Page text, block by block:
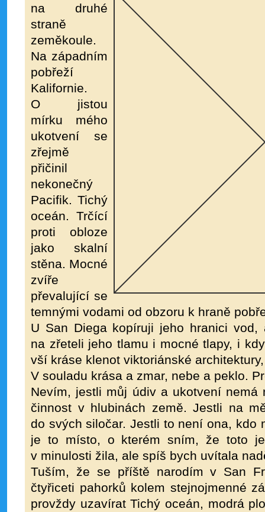
na druhé
straně
zeměkoule.
Na západním
pobřeží
Kalifornie.
O jistou
mírku mého
ukotvení se
zřejmě
přičinil
nekonečný
Pacifik. Tichý
oceán. Trčící
proti obloze
jako skalní
stěna. Mocné
zvíře
převalující se
temnými vodami od obzoru k hraně
U San Diega kopíruji jeho hranici
na zřeteli jeho tlamu i mocné tlapy, i
vší kráse klenot viktoriánské
V souladu krása a zmar, nebe a peklo.
Nevím, jestli můj údiv a ukotvení nemá
činnost v hlubinách země. Jestli na
do svých siločar. Jestli to není ona, kdo
je to místo, o kterém sním, že toto
v minulosti žila, ale spíš bych uvítala
Tuším, že se příště narodím v San
čtyřiceti pahorků kolem stejnojmenné
provždy uzavírat Tichý oceán, modrá